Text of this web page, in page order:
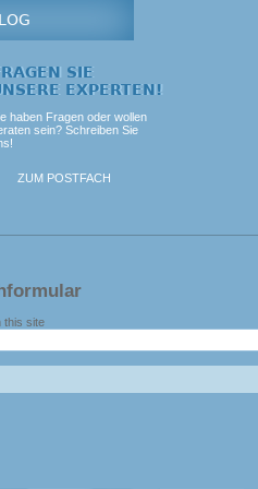
SIE
EXPERTEN!
haben Fragen oder wollen
sein? Schreiben Sie
ZUM POSTFACH
this site